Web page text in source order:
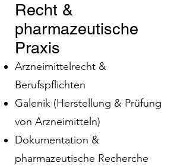
Recht &
pharmazeutische
Praxis
Arzneimittelrecht &
Berufspflichten
Galenik (Herstellung & Prüfung
von Arzneimitteln)
Dokumentation &
pharmazeutische Recherche